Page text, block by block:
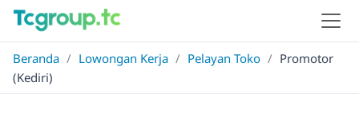
Beranda / Lowongan Kerja / Pelayan Toko / Promotor
(Kediri)